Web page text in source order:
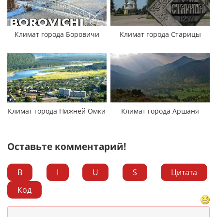
Климат города Боровичи Климат города Старицы
Климат города Нижней Омки Климат города Аршаня
Оставьте комментарий!
B I U S
Цитата
Код